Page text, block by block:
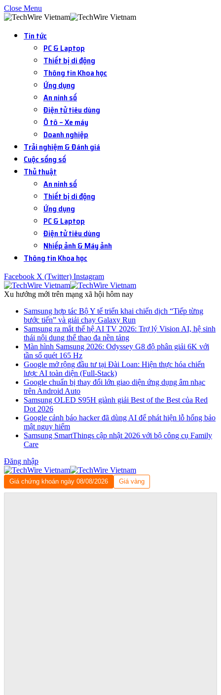
Close Menu
Tin tức
PC & Laptop
Thiết bị di động
Thông tin Khoa học
Ứng dụng
An ninh số
Điện tử tiêu dùng
Ô tô – Xe máy
Doanh nghiệp
Trải nghiệm & Đánh giá
Cuộc sống số
Thủ thuật
An ninh số
Thiết bị di động
Ứng dụng
PC & Laptop
Điện tử tiêu dùng
Nhiếp ảnh & Máy ảnh
Thông tin Khoa học
Facebook X (Twitter) Instagram
Xu hướng mới trên mạng xã hội hôm nay
Samsung hợp tác Bộ Y tế triển khai chiến dịch “Tiếp từng
bước tiến” và giải chạy Galaxy Run
Samsung ra mắt thế hệ AI TV 2026: Trợ lý Vision AI, hệ sinh
thái nội dung thể thao đa nền tảng
Màn hình Samsung 2026: Odyssey G8 độ phân giải 6K với
tần số quét 165 Hz
Google mở rộng đầu tư tại Đài Loan: Hiện thực hóa chiến
lược AI toàn diện (Full-Stack)
Google chuẩn bị thay đổi lớn giao diện ứng dụng âm nhạc
trên Android Auto
Samsung OLED S95H giành giải Best of the Best của Red
Dot 2026
Google cảnh báo hacker đã dùng AI để phát hiện lỗ hổng bảo
mật nguy hiểm
Samsung SmartThings cập nhật 2026 với bộ công cụ Family
Care
Đăng nhập
Giá chứng khoán ngày 08/08/2026 Giá vàng